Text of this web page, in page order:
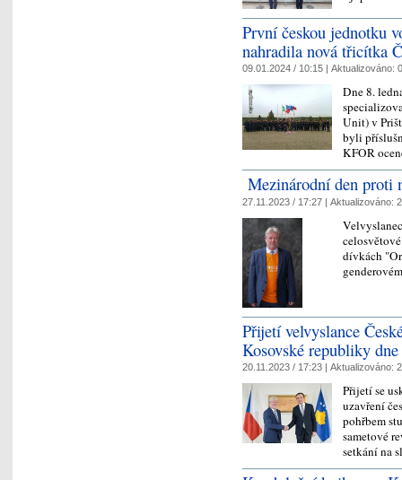
První českou jednotku
nahradila nová třicítka
09.01.2024 / 10:15 | Aktualizováno:
Dne 8.
Unit) v
byli
KFOR
Mezinárodní den proti
27.11.2023 / 17:27 | Aktualizováno:
dívkách
Přijetí velvyslance
Kosovské republiky
20.11.2023 / 17:23 | Aktualizováno:
Přijetí se
uzavření
pohřbem
sametové
setkání na